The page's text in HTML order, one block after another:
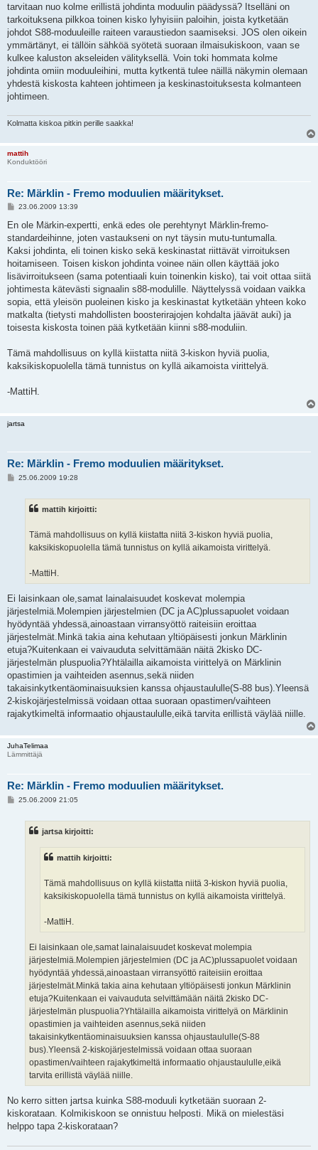
tarvitaan nuo kolme erillistä johdinta moduulin päädyssä? Itselläni on
tarkoituksena pilkkoa toinen kisko lyhyisiin paloihin, joista kytketään
johdot S88-moduuleille raiteen varaustiedon saamiseksi. JOS olen oikein
ymmärtänyt, ei tällöin sähköä syötetä suoraan ilmaisukiskoon, vaan se
kulkee kaluston akseleiden välityksellä. Voin toki hommata kolme
johdinta omiin moduuleihini, mutta kytkentä tulee näillä näkymin olemaan
yhdestä kiskosta kahteen johtimeen ja keskinastoituksesta kolmanteen
johtimeen.
Kolmatta kiskoa pitkin perille saakka!
mattih
Konduktööri
Re: Märklin - Fremo moduulien määritykset.
V
e
t
i
23.06.2009 13:39
En ole Märkin-expertti, enkä edes ole perehtynyt Märklin-fremo-
standardeihinne, joten vastaukseni on nyt täysin mutu-tuntumalla.
Kaksi johdinta, eli toinen kisko sekä keskinastat riittävät virroituksen
hoitamiseen. Toisen kiskon johdinta voinee näin ollen käyttää joko
lisävirroitukseen (sama potentiaali kuin toinenkin kisko), tai voit ottaa siitä
johtimesta kätevästi signaalin s88-modulille. Näyttelyssä voidaan vaikka
sopia, että yleisön puoleinen kisko ja keskinastat kytketään yhteen koko
matkalta (tietysti mahdollisten boosterirajojen kohdalta jäävät auki) ja
toisesta kiskosta toinen pää kytketään kiinni s88-moduliin.
Tämä mahdollisuus on kyllä kiistatta niitä 3-kiskon hyviä puolia,
kaksikiskopuolella tämä tunnistus on kyllä aikamoista virittelyä.
-MattiH.
jartsa
Re: Märklin - Fremo moduulien määritykset.
V25.06.2009 19:28
mattih kirjoitti:
Tämä mahdollisuus on kyllä kiistatta niitä 3-kiskon hyviä puolia,
kaksikiskopuolella tämä tunnistus on kyllä aikamoista virittelyä.
-MattiH.
Ei laisinkaan ole,samat lainalaisuudet koskevat molempia
järjestelmiä.Molempien järjestelmien (DC ja AC)plussapuolet voidaan
hyödyntää yhdessä,ainoastaan virransyöttö raiteisiin eroittaa
järjestelmät.Minkä takia aina kehutaan yltiöpäisesti jonkun Märklinin
etuja?Kuitenkaan ei vaivauduta selvittämään näitä 2kisko DC-
järjestelmän pluspuolia?Yhtälailla aikamoista virittelyä on Märklinin
opastimien ja vaihteiden asennus,sekä niiden
takaisinkytkentäominaisuuksien kanssa ohjaustaululle(S-88 bus).Yleensä
2-kiskojärjestelmissä voidaan ottaa suoraan opastimen/vaihteen
rajakytkimeltä informaatio ohjaustaululle,eikä tarvita erillistä väylää niille.
JuhaTelimaa
Lämmittäjä
Re: Märklin - Fremo moduulien määritykset.
V25.06.2009 21:05
jartsa kirjoitti:
mattih kirjoitti:
Tämä mahdollisuus on kyllä kiistatta niitä 3-kiskon hyviä puolia,
kaksikiskopuolella tämä tunnistus on kyllä aikamoista virittelyä.
-MattiH.
Ei laisinkaan ole,samat lainalaisuudet koskevat molempia
järjestelmiä.Molempien järjestelmien (DC ja AC)plussapuolet voidaan
hyödyntää yhdessä,ainoastaan virransyöttö raiteisiin eroittaa
järjestelmät.Minkä takia aina kehutaan yltiöpäisesti jonkun Märklinin
etuja?Kuitenkaan ei vaivauduta selvittämään näitä 2kisko DC-
järjestelmän pluspuolia?Yhtälailla aikamoista virittelyä on Märklinin
opastimien ja vaihteiden asennus,sekä niiden
takaisinkytkentäominaisuuksien kanssa ohjaustaululle(S-88
bus).Yleensä 2-kiskojärjestelmissä voidaan ottaa suoraan
opastimen/vaihteen rajakytkimeltä informaatio ohjaustaululle,eikä
tarvita erillistä väylää niille.
No kerro sitten jartsa kuinka S88-moduuli kytketään suoraan 2-
kiskorataan. Kolmikiskoon se onnistuu helposti. Mikä on mielestäsi
helppo tapa 2-kiskorataan?